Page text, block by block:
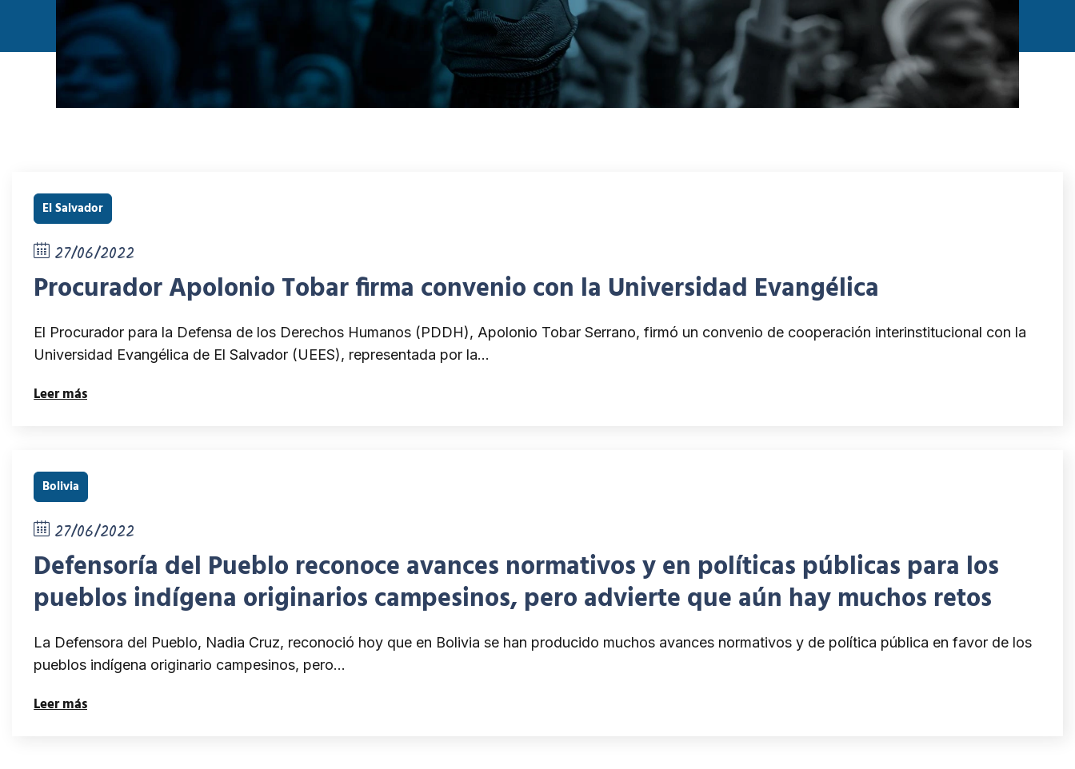
El Salvador
27/06/2022
Procurador Apolonio Tobar firma convenio con la Universidad Evangélica
El Procurador para la Defensa de los Derechos Humanos (PDDH), Apolonio Tobar Serrano, firmó un convenio de cooperación interinstitucional con la
Universidad Evangélica de El Salvador (UEES), representada por la…
Leer más
Bolivia
27/06/2022
Defensoría del Pueblo reconoce avances normativos y en políticas públicas para los
pueblos indígena originarios campesinos, pero advierte que aún hay muchos retos
La Defensora del Pueblo, Nadia Cruz, reconoció hoy que en Bolivia se han producido muchos avances normativos y de política pública en favor de los
pueblos indígena originario campesinos, pero…
Leer más